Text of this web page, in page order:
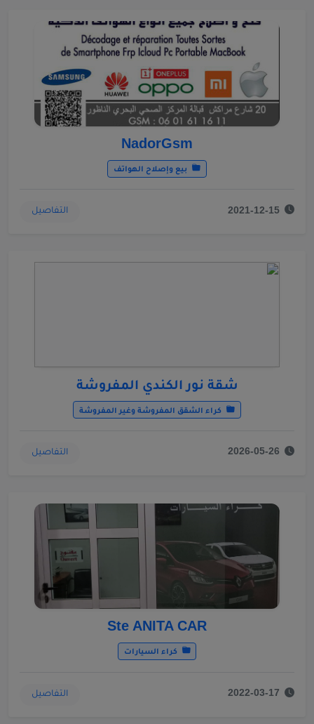
NadorGsm
بيع وإصلاح الهواتف
2021-12-15 التفاصيل
شقة نور الكندي المفروشة
كراء الشقق المفروشة وغير المفروشة
2026-05-26 التفاصيل
Ste ANITA CAR
كراء السيارات
2022-03-17 التفاصيل